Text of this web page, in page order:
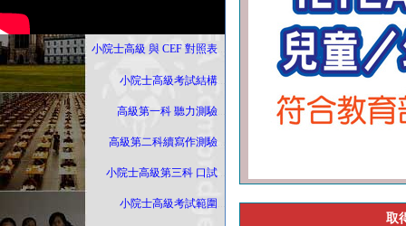
小院士高級 與 CEF 對照表
小院士高級考試結構
高級第一科 聽力測驗
高級第二科續寫作測驗
小院士高級第三科 口試...
小院士高級考試範圍
取